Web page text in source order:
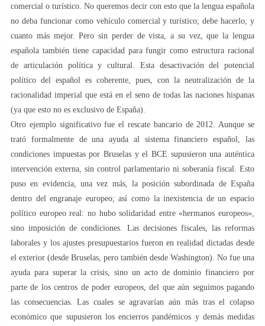
comercial o turístico. No queremos decir con esto que la lengua española
no deba funcionar como vehículo comercial y turístico; debe hacerlo, y
cuanto más mejor. Pero sin perder de vista, a su vez, que la lengua
española también tiene capacidad para fungir como estructura racional
de articulación política y cultural. Esta desactivación del potencial
político del español es coherente, pues, con la neutralización de la
racionalidad imperial que está en el seno de todas las naciones hispanas
(ya que esto no es exclusivo de España).
Otro ejemplo significativo fue el rescate bancario de 2012. Aunque se
trató formalmente de una ayuda al sistema financiero español, las
condiciones impuestas por Bruselas y el BCE supusieron una auténtica
intervención externa, sin control parlamentario ni soberanía fiscal. Esto
puso en evidencia, una vez más, la posición subordinada de España
dentro del engranaje europeo; así como la inexistencia de un espacio
político europeo real: no hubo solidaridad entre «hermanos europeos»,
sino imposición de condiciones. Las decisiones fiscales, las reformas
laborales y los ajustes presupuestarios fueron en realidad dictadas desde
el exterior (desde Bruselas, pero también desde Washington). No fue una
ayuda para superar la crisis, sino un acto de dominio financiero por
parte de los centros de poder europeos, del que aún seguimos pagando
las consecuencias. Las cuales se agravarían aún más tras el colapso
económico que supusieron los encierros pandémicos y demás medidas